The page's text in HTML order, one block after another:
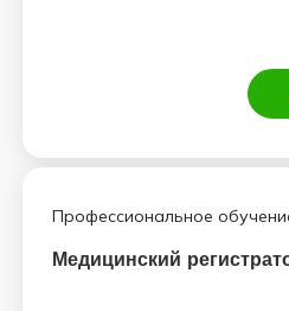
Профессиональное
Медицинский